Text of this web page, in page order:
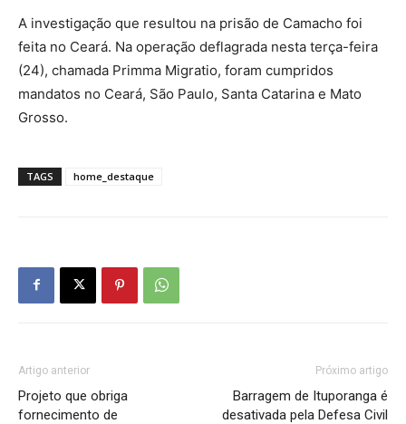
A investigação que resultou na prisão de Camacho foi
feita no Ceará. Na operação deflagrada nesta terça-feira
(24), chamada Primma Migratio, foram cumpridos
mandatos no Ceará, São Paulo, Santa Catarina e Mato
Grosso.
TAGS home_destaque
Artigo anterior
Projeto que obriga
fornecimento de
Próximo artigo
Barragem de Ituporanga é
desativada pela Defesa Civil